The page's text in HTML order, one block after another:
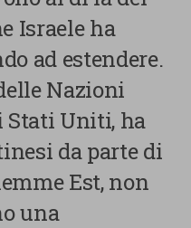
parti, che sono finalizzati a
degli utenti, a partire
È possibile configurare o
Inoltre, gli utenti possono
tutti i cookie”. Per ulteriori
policy.
Israele ha
ad estendere.
Nazioni
Stati Uniti, ha
da parte di
Est, non
una